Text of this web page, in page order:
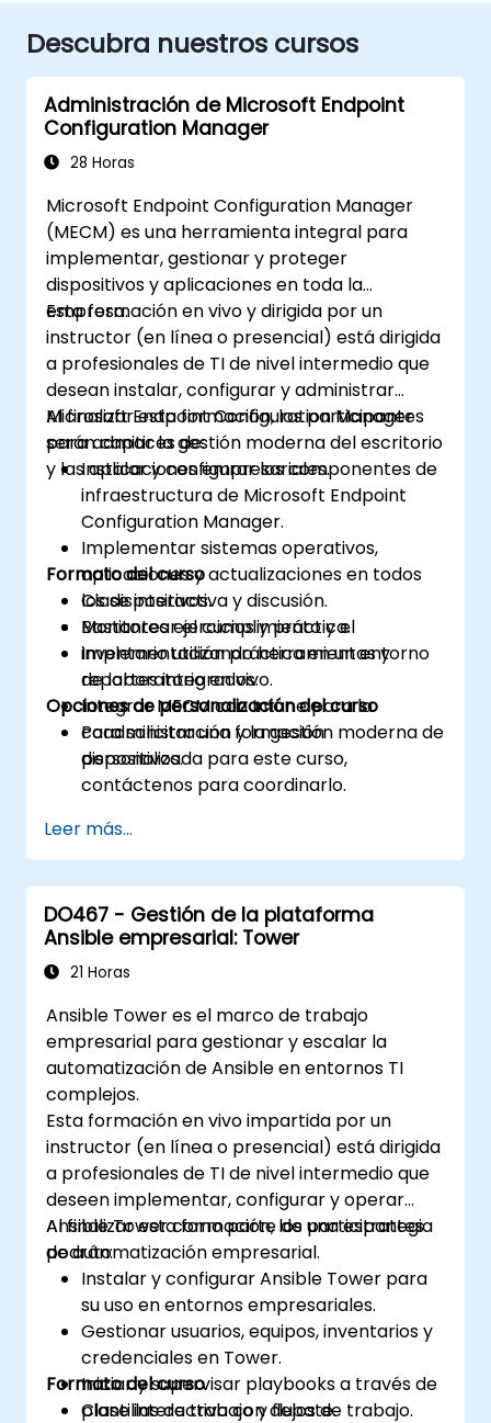
Descubra nuestros cursos
Administración de Microsoft Endpoint
Configuration Manager
28 Horas
Microsoft Endpoint Configuration Manager
(MECM) es una herramienta integral para
implementar, gestionar y proteger
dispositivos y aplicaciones en toda la
empresa.
Esta formación en vivo y dirigida por un
instructor (en línea o presencial) está dirigida
a profesionales de TI de nivel intermedio que
desean instalar, configurar y administrar
Microsoft Endpoint Configuration Manager
para admitir la gestión moderna del escritorio
y las aplicaciones empresariales.
Al finalizar esta formación, los participantes
serán capaces de:
Instalar y configurar los componentes de
infraestructura de Microsoft Endpoint
Configuration Manager.
Implementar sistemas operativos,
aplicaciones y actualizaciones en todos
los dispositivos.
Monitorear el cumplimiento y el
inventario utilizando herramientas y
reportes integrados.
Integrar MECM con Intune para la
coadministración y la gestión moderna de
dispositivos.
Formato del curso
Clase interactiva y discusión.
Bastantes ejercicios y práctica.
Implementación práctica en un entorno
de laboratorio en vivo.
Opciones de personalización del curso
Para solicitar una formación
personalizada para este curso,
contáctenos para coordinarlo.
Leer más...
DO467 - Gestión de la plataforma
Ansible empresarial: Tower
21 Horas
Ansible Tower es el marco de trabajo
empresarial para gestionar y escalar la
automatización de Ansible en entornos TI
complejos.
Esta formación en vivo impartida por un
instructor (en línea o presencial) está dirigida
a profesionales de TI de nivel intermedio que
deseen implementar, configurar y operar
Ansible Tower como parte de una estrategia
de automatización empresarial.
Al finalizar esta formación, los participantes
podrán:
Instalar y configurar Ansible Tower para
su uso en entornos empresariales.
Gestionar usuarios, equipos, inventarios y
credenciales en Tower.
Iniciar y supervisar playbooks a través de
plantillas de trabajo y flujos de trabajo.
Formato del curso
Clase interactiva con debate.